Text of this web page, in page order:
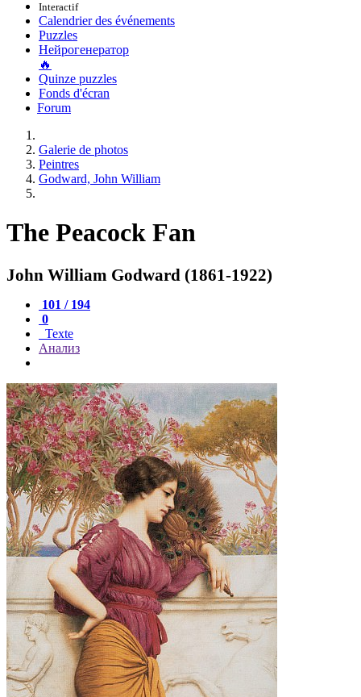
Interactif
Calendrier des événements
Puzzles
Нейрогенератор
🔥
Quinze puzzles
Fonds d'écran
Forum
Galerie de photos
Peintres
Godward, John William
The Peacock Fan
John William Godward (1861-1922)
101 / 194
0
Texte
Анализ